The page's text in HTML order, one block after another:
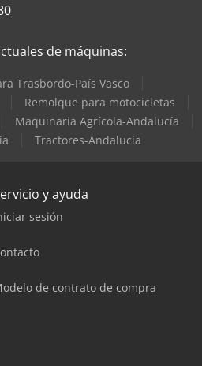
de máquinas:
Trasbordo-País Vasco
Remolque para motocicletas
Maquinaria Agrícola-Andalucía
Tractores-Andalucía
y ayuda
sesión
de contrato de compra